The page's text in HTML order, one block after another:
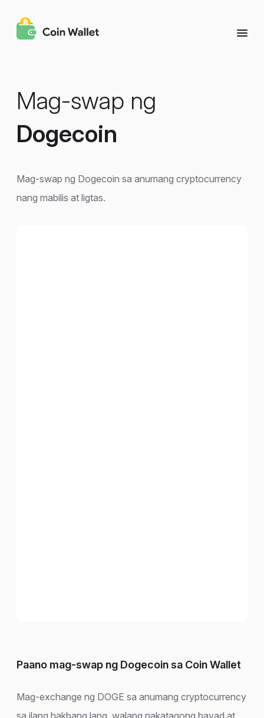
Mag-swap ng
Dogecoin
Mag-swap ng Dogecoin sa anumang cryptocurrency
nang mabilis at ligtas.
Paano mag-swap ng Dogecoin sa Coin Wallet
Mag-exchange ng DOGE sa anumang cryptocurrency
sa ilang hakbang lang, walang nakatagong bayad at